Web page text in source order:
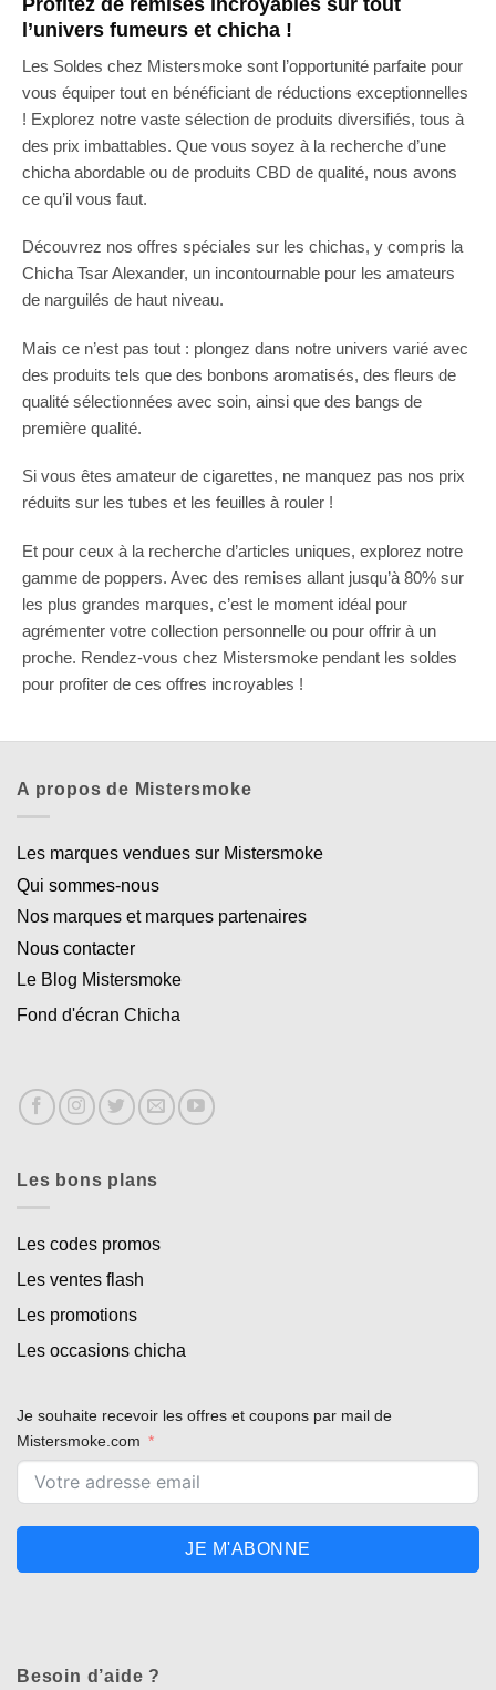
l’univers fumeurs et chicha !
Les Soldes chez Mistersmoke sont l’opportunité parfaite pour
vous équiper tout en bénéficiant de réductions exceptionnelles
! Explorez notre vaste sélection de produits diversifiés, tous à
des prix imbattables. Que vous soyez à la recherche d’une
chicha abordable ou de produits CBD de qualité, nous avons
ce qu’il vous faut.
Découvrez nos offres spéciales sur les chichas, y compris la
Chicha Tsar Alexander, un incontournable pour les amateurs
de narguilés de haut niveau.
Mais ce n’est pas tout : plongez dans notre univers varié avec
des produits tels que des bonbons aromatisés, des fleurs de
qualité sélectionnées avec soin, ainsi que des bangs de
première qualité.
Si vous êtes amateur de cigarettes, ne manquez pas nos prix
réduits sur les tubes et les feuilles à rouler !
Et pour ceux à la recherche d’articles uniques, explorez notre
gamme de poppers. Avec des remises allant jusqu’à 80% sur
les plus grandes marques, c’est le moment idéal pour
agrémenter votre collection personnelle ou pour offrir à un
proche. Rendez-vous chez Mistersmoke pendant les soldes
pour profiter de ces offres incroyables !
A propos de Mistersmoke
Les marques vendues sur Mistersmoke
Qui sommes-nous
Nos marques et marques partenaires
Nous contacter
Le Blog Mistersmoke
Fond d'écran Chicha
Les bons plans
Les codes promos
Les ventes flash
Les promotions
Les occasions chicha
Je souhaite recevoir les offres et coupons par mail de
Mistersmoke.com
JE M'ABONNE
Besoin d’aide ?